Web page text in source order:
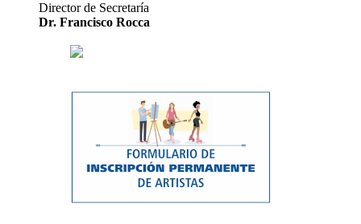
Director de Secretaría
Dr. Francisco Rocca